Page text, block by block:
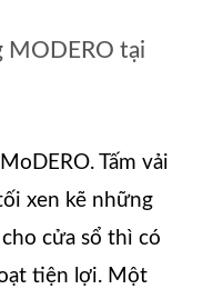
MODERO tại
Tấm vải
xen kẽ những
cửa sổ thì có
tiện lợi. Một